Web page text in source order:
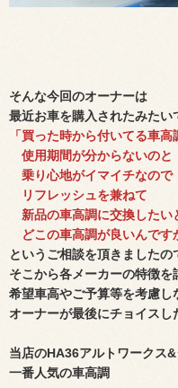
そんな今回のオーナーは
最近お車を購入されたみたい
「買った時から付いてる車高
使用期間が分からないのと
乗り心地がイマイチなので
リフレッシュを兼ねて
新品の車高調に交換したい
どこの車高調が良いんです
というご相談を頂きましたの
そこから各メーカーの特徴を
希望車高やご予算等を考慮し
オーナーが最後にチョイスし
当店のHA36アルトワークス
一番人気の車高調